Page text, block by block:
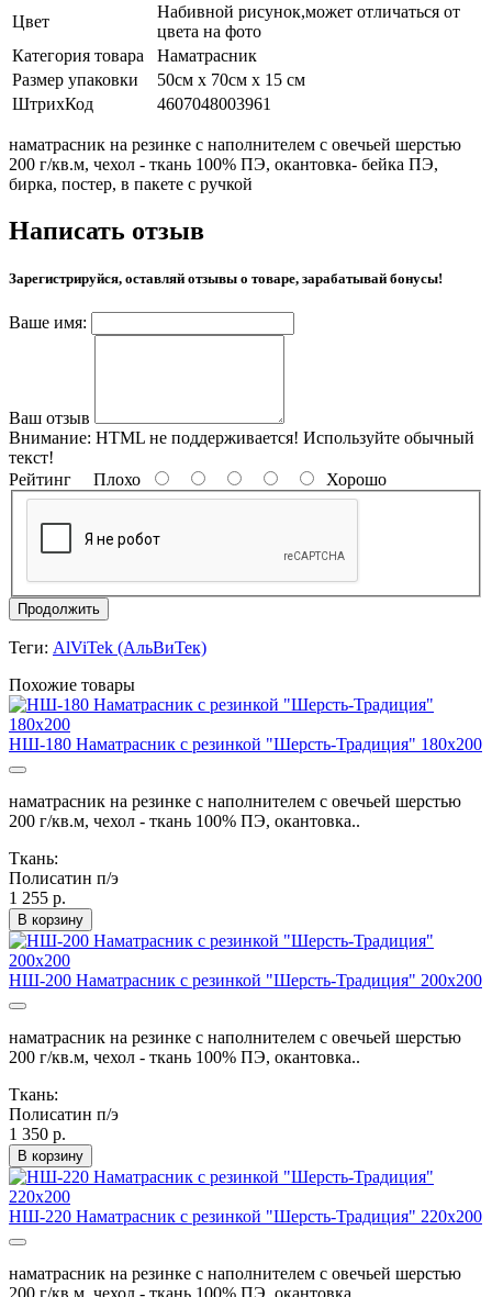
Цвет
Набивной рисунок,может отличаться от
цвета на фото
Категория товара
Наматрасник
Размер упаковки
50см х 70см х 15 см
ШтрихКод
4607048003961
наматрасник на резинке с наполнителем с овечьей шерстью
200 г/кв.м, чехол - ткань 100% ПЭ, окантовка- бейка ПЭ,
бирка, постер, в пакете с ручкой
Написать отзыв
Зарегистрируйся, оставляй отзывы о товаре, зарабатывай бонусы!
Ваше имя:
Ваш отзыв
Внимание: HTML не поддерживается! Используйте обычный
текст!
Рейтинг Плохо Хорошо
Продолжить
Теги: AlViTek (АльВиТек)
Похожие товары
НШ-180 Наматрасник с резинкой "Шерсть-Традиция" 180х200
наматрасник на резинке с наполнителем с овечьей шерстью
200 г/кв.м, чехол - ткань 100% ПЭ, окантовка..
Ткань:
Полисатин п/э
1 255 р.
В корзину
НШ-200 Наматрасник с резинкой "Шерсть-Традиция" 200х200
наматрасник на резинке с наполнителем с овечьей шерстью
200 г/кв.м, чехол - ткань 100% ПЭ, окантовка..
Ткань:
Полисатин п/э
1 350 р.
В корзину
НШ-220 Наматрасник с резинкой "Шерсть-Традиция" 220х200
наматрасник на резинке с наполнителем с овечьей шерстью
200 г/кв.м, чехол - ткань 100% ПЭ, окантовка..